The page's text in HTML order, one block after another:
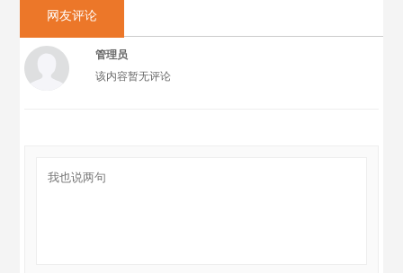
网友评论
管理员
该内容暂无评论